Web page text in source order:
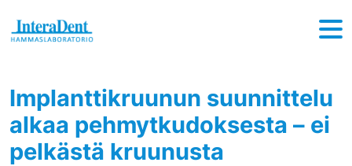
Implanttikruunun suunnittelu
alkaa pehmytkudoksesta – ei
pelkästä kruunusta